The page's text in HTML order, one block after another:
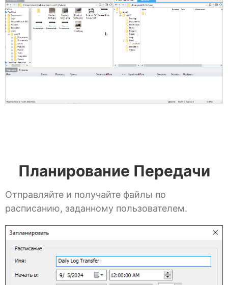
Планирование Передачи
Отправляйте и получайте файлы по
расписанию, заданному пользователем.